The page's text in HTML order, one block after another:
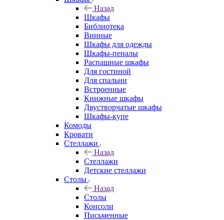
Назад
Шкафы
Библиотека
Винные
Шкафы для одежды
Шкафы-пеналы
Распашные шкафы
Для гостиной
Для спальни
Встроенные
Книжные шкафы
Двустворчатые шкафы
Шкафы-купе
Комоды
Кровати
Стеллажи
Назад
Стеллажи
Детские стеллажи
Столы
Назад
Столы
Консоли
Письменные